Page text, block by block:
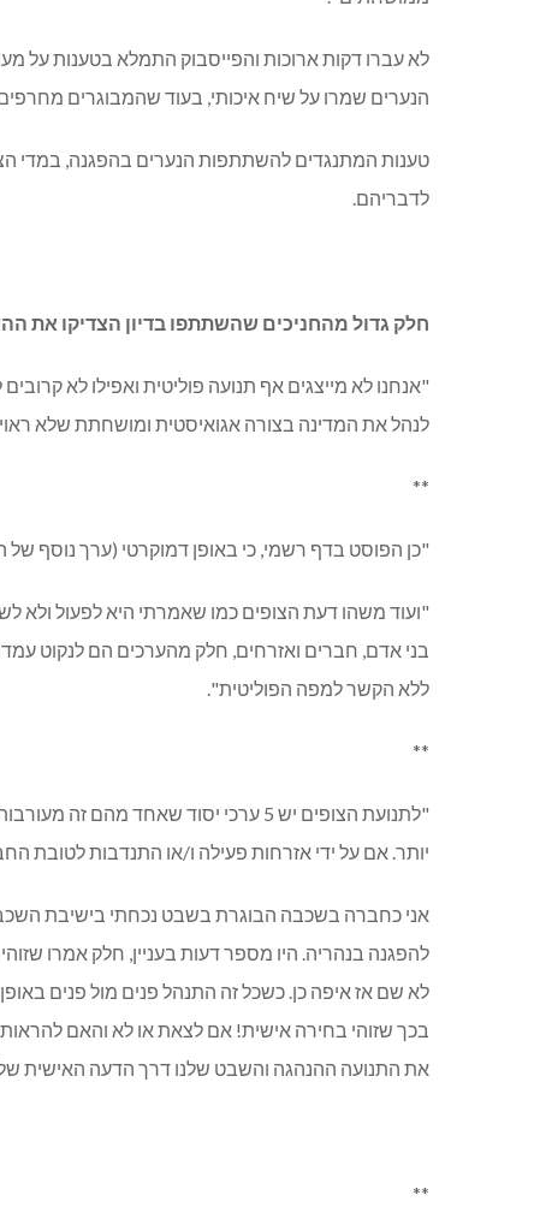
לא עברו דקות ארוכות והפייסבוק התמלא בטענות על
הנערים שמרו על שיח איכותי, בעוד שהמבוגרים
טענות המתנגדים להשתתפות הנערים בהפגנה, במדי
לדבריהם.
חלק גדול מהחניכים שהשתתפו בדיון הצדיקו את
"אנחנו לא מייצגים אף תנועה פוליטית ואפילו לא
לנהל את המדינה בצורה אגואיסטית ומושחתת שלא
**
"כן הפוסט בדף רשמי, כי באופן דמוקרטי (ערך נוסף
"ועוד משהו דעת הצופים כמו שאמרתי היא לפעול ולא
בני אדם, חברים ואזרחים, חלק מהערכים הם לנקוט
ללא הקשר למפה הפוליטית".
**
"לתנועת הצופים יש 5 ערכי יסוד
יותר. אם על ידי אזרחות פעילה ו/או התנדבות לטובת
אני כחברה בשכבה הבוגרת בשבט נכחתי בישיבת השכבג
להפגנה בנהריה. היו מספר דעות בעניין, חלק אמרו
לא שם אז איפה כן. כשכל זה התנהל פנים מול פנים
בכך שזוהי בחירה אישית! אם לצאת או לא והאם
את התנועה ההנהגה והשבט שלנו דרך הדעה האישית
**